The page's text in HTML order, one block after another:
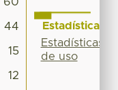
44
15
12
Estadísticas
Estadísticas
de uso